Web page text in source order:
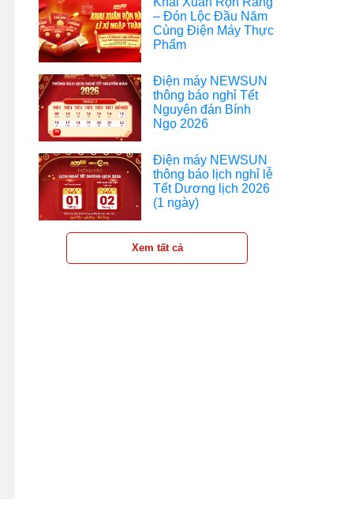
– Đón Lộc Đầu Năm
Cùng Điện Máy Thực
Phẩm
Điện máy NEWSUN
thông báo nghỉ Tết
Nguyên đán Bính
Ngọ 2026
Điện máy NEWSUN
thông báo lịch nghỉ lễ
Tết Dương lịch 2026
(1 ngày)
Xem tất cả